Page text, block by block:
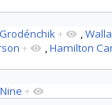
+ ,
+ ,Hamilton
+